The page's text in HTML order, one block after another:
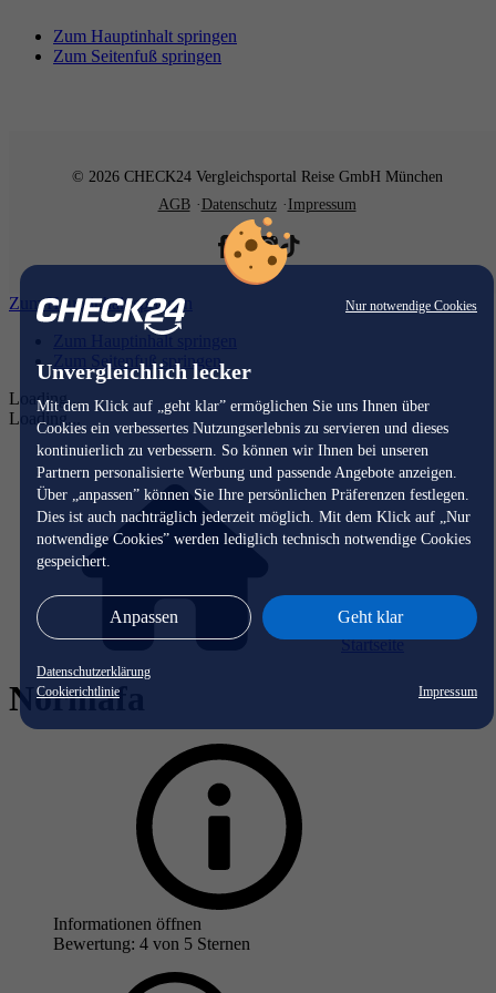
Nur notwendige Cookies
Unvergleichlich lecker
Mit dem Klick auf „geht klar” ermöglichen Sie uns Ihnen über
Cookies ein verbessertes Nutzungserlebnis zu servieren und dieses
kontinuierlich zu verbessern. So können wir Ihnen bei unseren
Partnern personalisierte Werbung und passende Angebote anzeigen.
Über „anpassen” können Sie Ihre persönlichen Präferenzen festlegen.
Dies ist auch nachträglich jederzeit möglich. Mit dem Klick auf „Nur
notwendige Cookies” werden lediglich technisch notwendige Cookies
gespeichert.
Anpassen Geht klar
Datenschutzerklärung
Cookierichtlinie
Impressum
Zum Hauptinhalt springen
Zum Seitenfuß springen
© 2026 CHECK24 Vergleichsportal Reise GmbH München
AGB
Datenschutz Impressum
Zum Hauptinhalt springen
Zum Hauptinhalt springen
Zum Seitenfuß springen
Loading...
Loading...
Startseite
Normafa
Informationen öffnen
Bewertung: 4 von 5 Sternen